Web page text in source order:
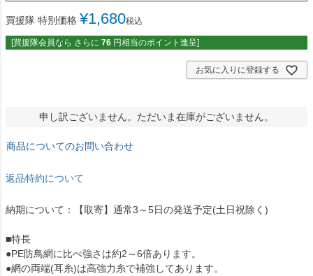
買援隊 特別価格 ¥1,680税込
[買援隊会員なら さらに 76 円相当のポイント進呈]
お気に入りに登録する
申し訳ございません。ただいま在庫がございません。
商品についてのお問い合わせ
返品特約について
納期について：【取寄】通常3～5日の発送予定(土日祝除く)
■特長
●PE防鳥網に比べ強さは約2～6倍あります。
●網の両端(耳糸)は高強力糸で補強してあります。